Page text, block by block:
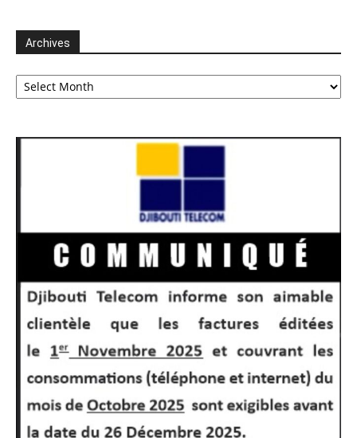
Archives
Archives